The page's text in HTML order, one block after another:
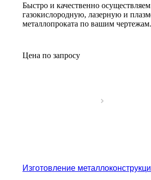
Быстро и качественно осуществляем
газокислородную, лазерную и
металлопроката по вашим чертежам.
Цена по запросу
Изготовление